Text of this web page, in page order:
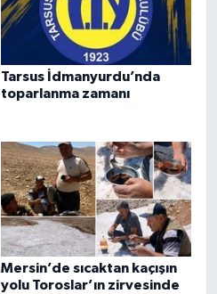
Tarsus İdmanyurdu’nda
toparlanma zamanı
Mersin’de sıcaktan kaçışın
yolu Toroslar’ın zirvesinde